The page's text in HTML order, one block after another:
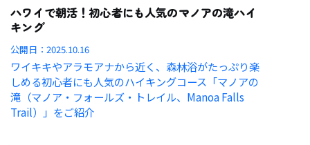
ハワイで朝活！初心者にも人気のマノアの滝ハイ
キング
公開日：2025.10.16
ワイキキやアラモアナから近く、森林浴がたっぷり楽
しめる初心者にも人気のハイキングコース「マノアの
滝（マノア・フォールズ・トレイル、Manoa Falls
Trail）」をご紹介